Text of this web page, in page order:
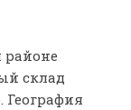
районе
склад
География